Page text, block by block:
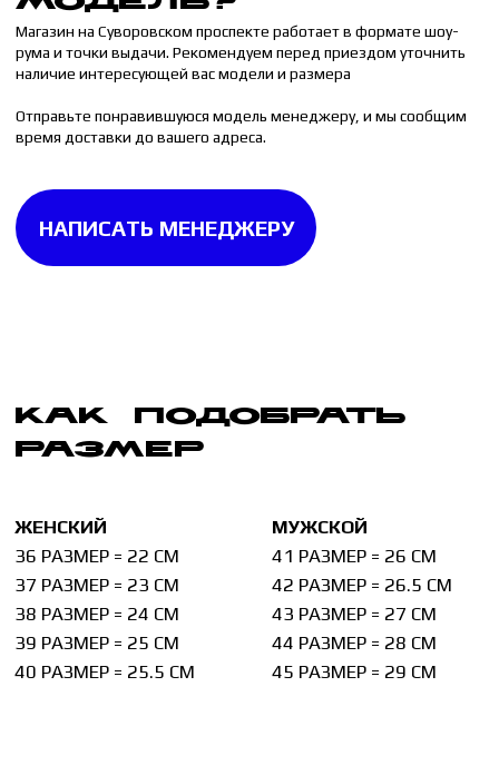
Измерьте стельку от любой вашей пары обуви.
целиком.
37 РАЗМЕР = 23 СМ
38 РАЗМЕР = 24 СМ
39 РАЗМЕР = 25 СМ
40 РАЗМЕР = 25.5 СМ
42 РАЗМЕР = 26.5 СМ
43 РАЗМЕР = 27 СМ
44 РАЗМЕР = 28 СМ
45 РАЗМЕР = 29 СМ